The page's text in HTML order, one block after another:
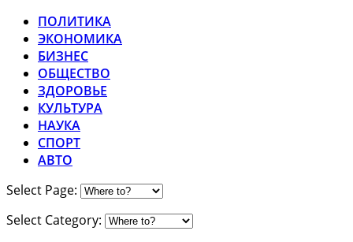
ПОЛИТИКА
ЭКОНОМИКА
БИЗНЕС
ОБЩЕСТВО
ЗДОРОВЬЕ
КУЛЬТУРА
НАУКА
СПОРТ
АВТО
Select Page:
Select Category: